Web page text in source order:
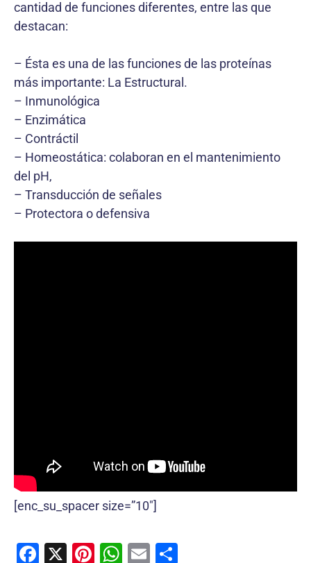
cantidad de funciones diferentes, entre las que
destacan:
– Ésta es una de las funciones de las proteínas
más importante: La Estructural.
– Inmunológica
– Enzimática
– Contráctil
– Homeostática: colaboran en el mantenimiento
del pH,
– Transducción de señales
– Protectora o defensiva
[enc_su_spacer size=”10″]
F
X
Pi W E